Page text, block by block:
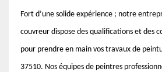
Fort d’une solide expérience ; notre
couvreur dispose des qualifications et des
pour prendre en main vos travaux de
37510. Nos équipes de peintres